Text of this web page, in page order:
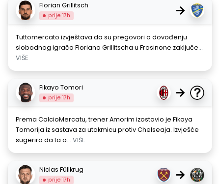
Florian Grillitsch
prije 17h →
Tuttomercato izvještava da su pregovori o dovođenju
slobodnog igrača Floriana Grillitscha u Frosinone zaključe...
VIŠE
Fikayo Tomori
prije 17h →
Prema CalcioMercatu, trener Amorim izostavio je Fikaya
Tomorija iz sastava za utakmicu protiv Chelseaja. Izvješće
sugerira da ta o... VIŠE
Niclas Füllkrug
prije 17h →